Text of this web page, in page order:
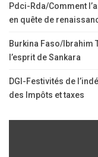
Pdci-Rda/Comment
en quête de
Burkina Faso/Ibrahim
l’esprit de Sankara
DGI-Festivités de
des Impôts et taxes